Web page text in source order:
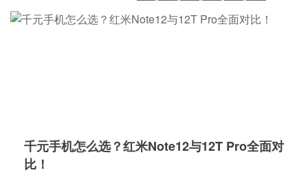
千元手机怎么选？红米Note12与12T Pro全面对
比！